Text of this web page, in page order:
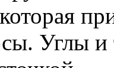
Углы